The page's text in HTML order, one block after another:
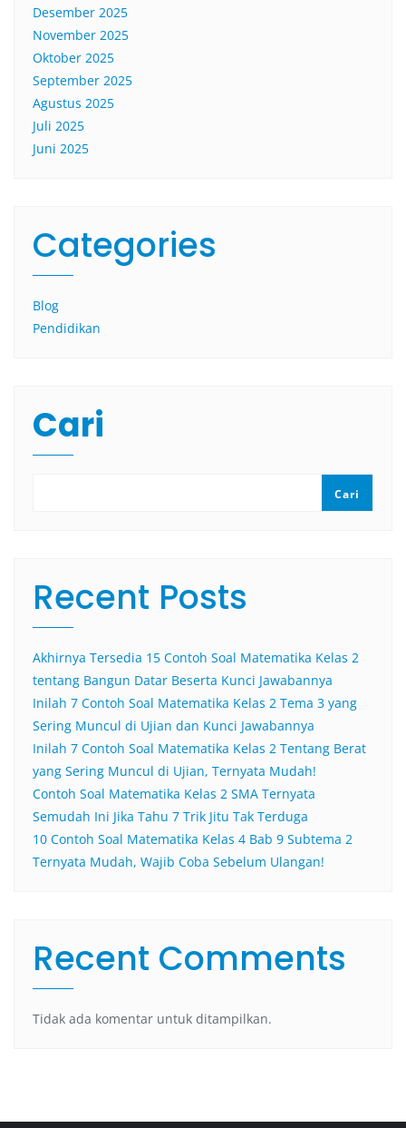
Desember 2025
November 2025
Oktober 2025
September 2025
Agustus 2025
Juli 2025
Juni 2025
Categories
Blog
Pendidikan
Cari
Cari
Recent Posts
Akhirnya Tersedia 15 Contoh Soal Matematika Kelas 2
tentang Bangun Datar Beserta Kunci Jawabannya
Inilah 7 Contoh Soal Matematika Kelas 2 Tema 3 yang
Sering Muncul di Ujian dan Kunci Jawabannya
Inilah 7 Contoh Soal Matematika Kelas 2 Tentang Berat
yang Sering Muncul di Ujian, Ternyata Mudah!
Contoh Soal Matematika Kelas 2 SMA Ternyata
Semudah Ini Jika Tahu 7 Trik Jitu Tak Terduga
10 Contoh Soal Matematika Kelas 4 Bab 9 Subtema 2
Ternyata Mudah, Wajib Coba Sebelum Ulangan!
Recent Comments
Tidak ada komentar untuk ditampilkan.